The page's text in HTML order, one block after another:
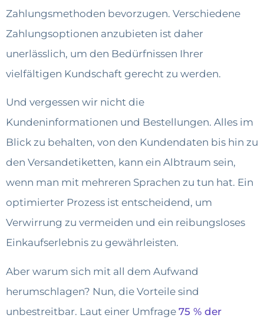
Zahlungsmethoden bevorzugen. Verschiedene
Zahlungsoptionen anzubieten ist daher
unerlässlich, um den Bedürfnissen Ihrer
vielfältigen Kundschaft gerecht zu werden.
Und vergessen wir nicht die
Kundeninformationen und Bestellungen. Alles im
Blick zu behalten, von den Kundendaten bis hin zu
den Versandetiketten, kann ein Albtraum sein,
wenn man mit mehreren Sprachen zu tun hat. Ein
optimierter Prozess ist entscheidend, um
Verwirrung zu vermeiden und ein reibungsloses
Einkaufserlebnis zu gewährleisten.
Aber warum sich mit all dem Aufwand
herumschlagen? Nun, die Vorteile sind
unbestreitbar. Laut einer Umfrage 75 % der